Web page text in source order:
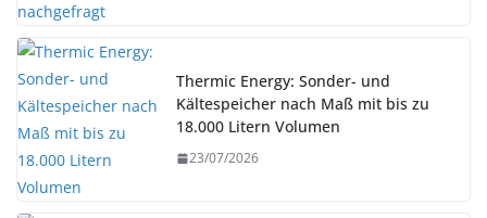
Thermic Energy: Sonder- und
Kältespeicher nach Maß mit bis zu
18.000 Litern Volumen
23/07/2026